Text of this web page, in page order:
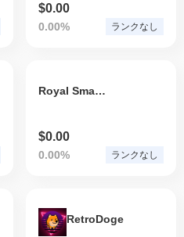
$0.00
0.00% ランクなし
Royal Smart Future Token
$0.00
0.00% ランクなし
RetroDoge